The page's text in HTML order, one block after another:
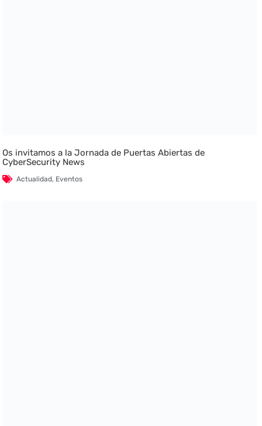
Os invitamos a la Jornada de Puertas Abiertas de
CyberSecurity News
Actualidad, Eventos